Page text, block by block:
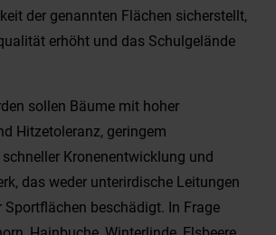
der genannten Flächen sicherstellt,
erhöht und das Schulgelände
sollen Bäume mit hoher
Hitzetoleranz, geringem
Kronenentwicklung und
das weder unterirdische Leitungen
Sportflächen beschädigt. In Frage